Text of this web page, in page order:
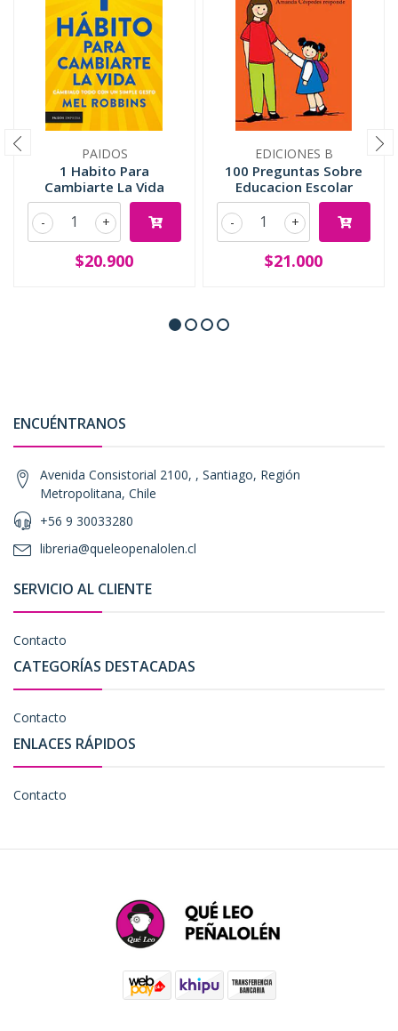
PAIDOS
1 Habito Para
Cambiarte La Vida
+
-
$20.900
EDICIONES B
100 Preguntas Sobre
Educacion Escolar
+
-
$21.000
ENCUÉNTRANOS
Avenida Consistorial 2100, , Santiago, Región
Metropolitana, Chile
+56 9 30033280
libreria@queleopenalolen.cl
SERVICIO AL CLIENTE
Contacto
CATEGORÍAS DESTACADAS
Contacto
ENLACES RÁPIDOS
Contacto